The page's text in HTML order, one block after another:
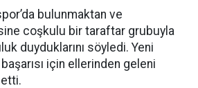
bulunmaktan ve
coşkulu bir taraftar grubuyla
duyduklarını söyledi. Yeni
için ellerinden geleni
etti.